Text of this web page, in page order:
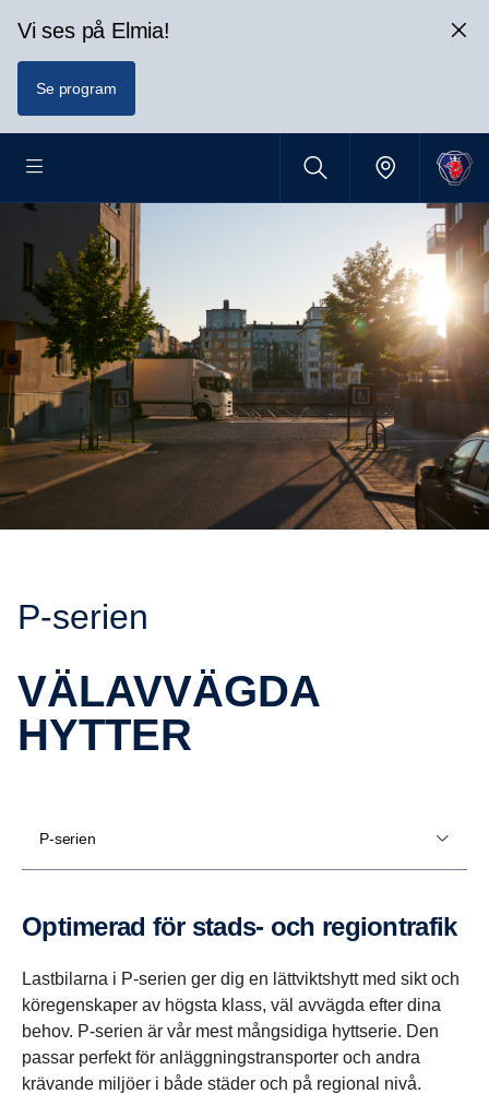
Vi ses på Elmia!
Se program
P-​serien
VÄLAV­VÄGDA
HYTTER
P-serien
Optimerad för stads- och region­trafik
Lastbilarna i P-serien ger dig en lättviktshytt med sikt och
köregenskaper av högsta klass, väl avvägda efter dina
behov. P-serien är vår mest mångsidiga hyttserie. Den
passar perfekt för anläggningstransporter och andra
krävande miljöer i både städer och på regional nivå.